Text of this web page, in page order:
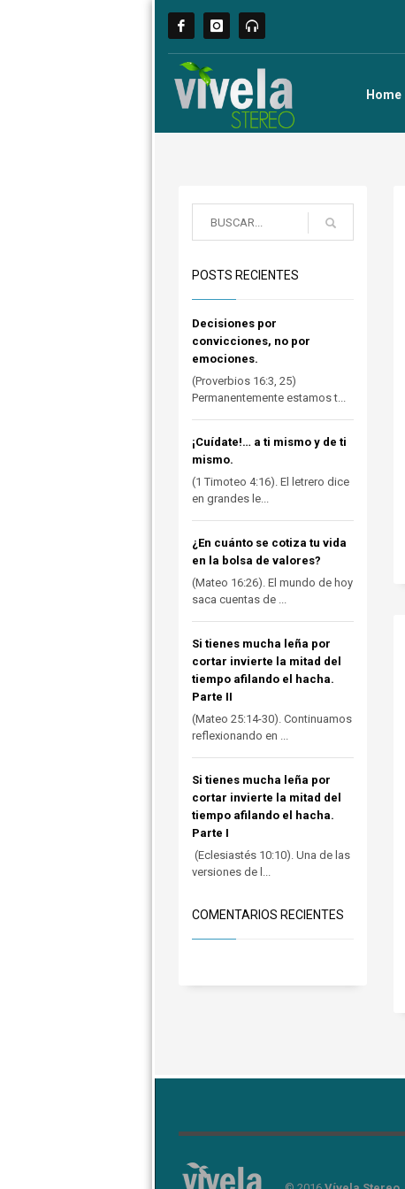
Home
POSTS RECIENTES
Decisiones por
convicciones, no por
emociones.
(Proverbios 16:3, 25)
Permanentemente estamos t...
¡Cuídate!… a ti mismo y de ti
mismo.
(1 Timoteo 4:16). El letrero dice
en grandes le...
¿En cuánto se cotiza tu vida
en la bolsa de valores?
(Mateo 16:26). El mundo de hoy
saca cuentas de ...
Si tienes mucha leña por
cortar invierte la mitad del
tiempo afilando el hacha.
Parte II
(Mateo 25:14-30). Continuamos
reflexionando en ...
Si tienes mucha leña por
cortar invierte la mitad del
tiempo afilando el hacha.
Parte I
(Eclesiastés 10:10). Una de las
versiones de l...
COMENTARIOS RECIENTES